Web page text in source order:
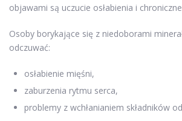
objawami są uczucie osłabienia i
Osoby borykające się z niedoborami
odczuwać:
osłabienie mięśni,
zaburzenia rytmu serca,
problemy z wchłanianiem składników